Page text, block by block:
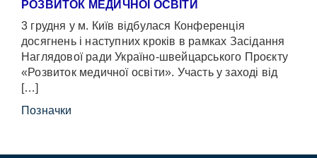
РОЗВИТОК МЕДИЧНОЇ ОСВІТИ
3 грудня у м. Київ відбулася Конференція
досягнень і наступних кроків в рамках Засідання
Наглядової ради Україно-швейцарського Проєкту
«Розвиток медичної освіти». Участь у заході від
[…]
Позначки